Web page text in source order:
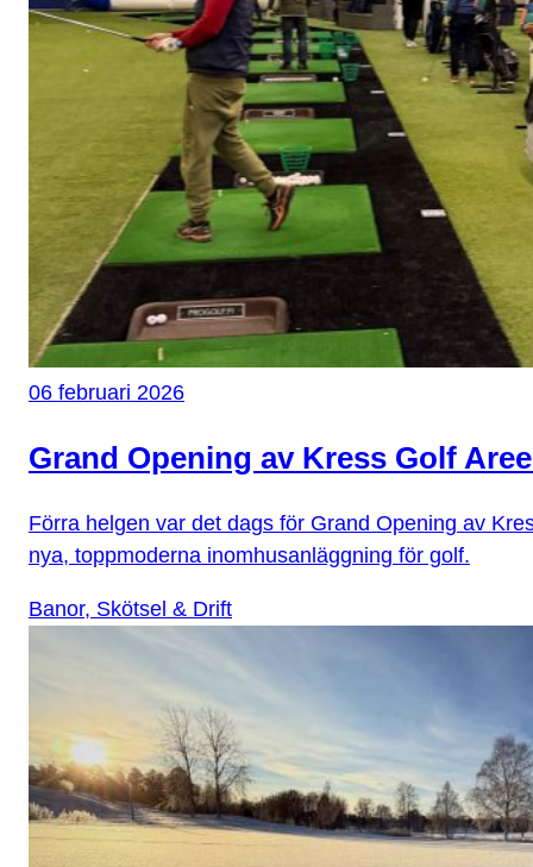
06 februari 2026
Grand Opening av Kress Golf
Förra helgen var det dags för Grand Opening av
nya, toppmoderna inomhusanläggning för golf.
Banor, Skötsel & Drift